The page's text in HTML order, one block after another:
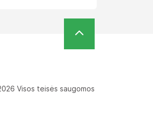
Visos teisės saugomos